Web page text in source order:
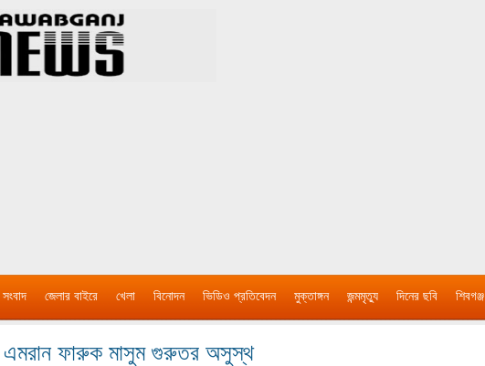
জেলার বাইরে খেলা বিনোদন ভিডিও প্রতিবেদন মুক্তাঙ্গন জন্মমৃত্যু দিনের ছবি শিবগঞ্জ
এমরান ফারুক মাসুম গুরুতর অসুস্থ